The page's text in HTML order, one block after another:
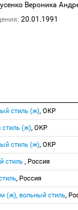
Вероника
20.01.1991
стиль (ж), ОКР
стиль (ж), ОКР
стиль (ж), ОКР
стиль , Россия
, Россия
(ж), вольный стиль,